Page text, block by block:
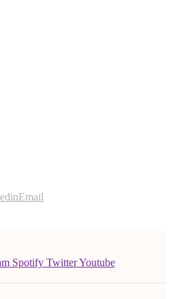
Email
Spotify Twitter Youtube